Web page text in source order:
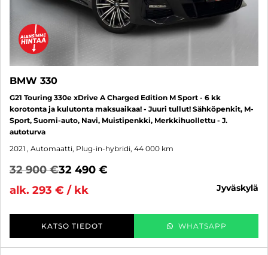
BMW 330
G21 Touring 330e xDrive A Charged Edition M Sport - 6 kk
korotonta ja kulutonta maksuaikaa! - Juuri tullut! Sähköpenkit, M-
Sport, Suomi-auto, Navi, Muistipenkki, Merkkihuollettu - J.
autoturva
2021 , Automaatti, Plug-in-hybridi, 44 000 km
32 900 €32 490 €
alk. 293 € / kk
jyväskylä
KATSO TIEDOT WHATSAPP